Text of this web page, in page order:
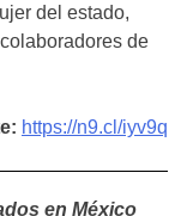
del estado,
de
https://n9.cl/iyv9q
en México